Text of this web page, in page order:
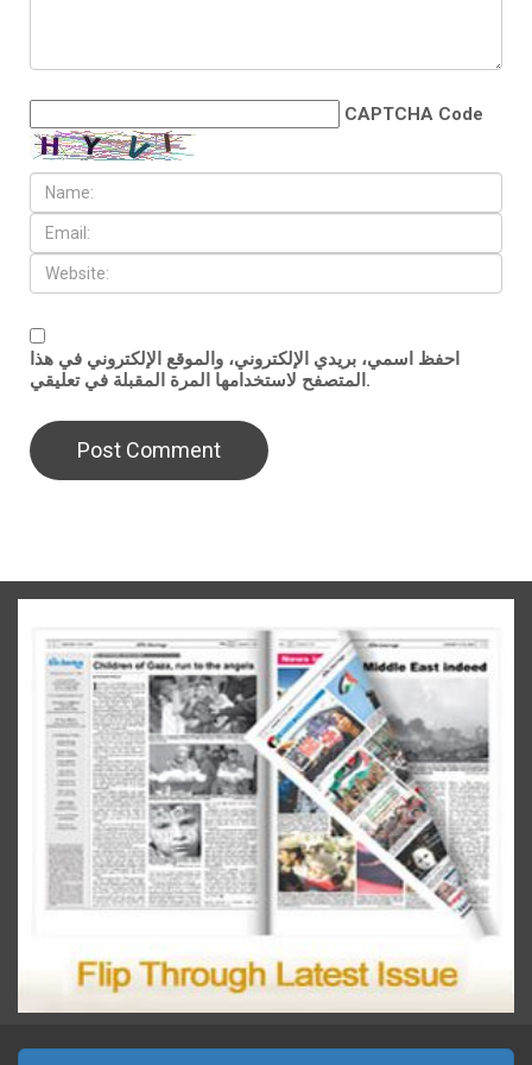
CAPTCHA Code
احفظ اسمي، بريدي الإلكتروني، والموقع الإلكتروني في هذا
المتصفح لاستخدامها المرة المقبلة في تعليقي.